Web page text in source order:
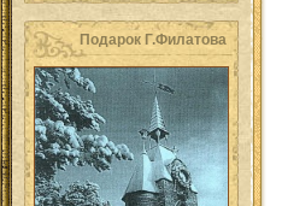
Подарок Г.Филатова